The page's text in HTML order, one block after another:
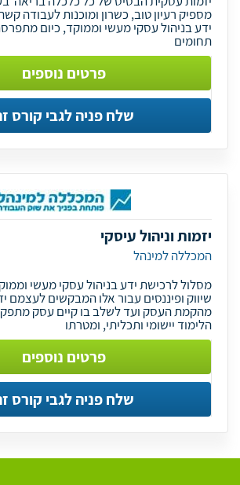
מספיק רעיון טוב, כשרון ומוכנות לעבודה
ידע בניהול עסקי מעשי וממוקד, כיום
תחומים
פרטים נוספים
שלח פניה לגבי קורס
יזמות וניהול עיסקי
המכללה למינהל
מסלול לרכישת ידע בניהול עסקי מעשי
שיווק ופיננסים עבור אלו המבקשים לעצמם
מהקמת העסק ועד לשלב בו קיים עסק
הלימוד יישומי ותכליתי, ומטרתו
פרטים נוספים
שלח פניה לגבי קורס